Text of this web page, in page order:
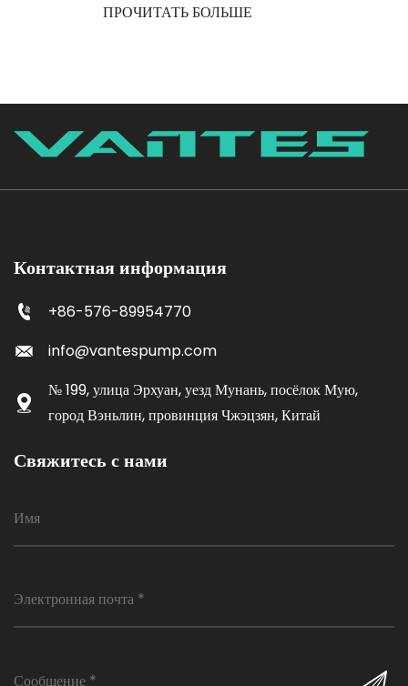
ПРОЧИТАТЬ БОЛЬШЕ
Контактная информация
+86-576-89954770
info@vantespump.com
№ 199, улица Эрхуан, уезд Мунань, посёлок Мую,
город Вэньлин, провинция Чжэцзян, Китай
Свяжитесь с нами